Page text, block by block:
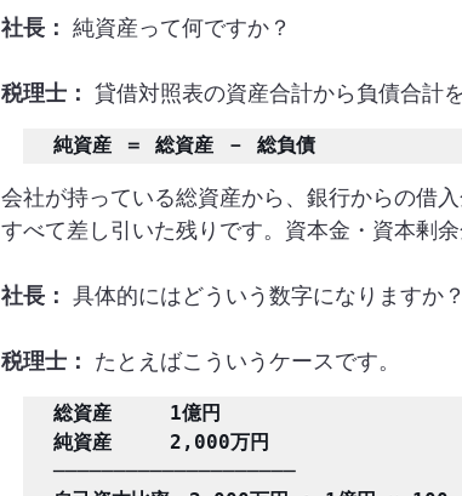
社長： 純資産って何ですか？
税理士： 貸借対照表の資産合計から負債合計
純資産 ＝ 総資産 － 総負債
会社が持っている総資産から、銀行からの借
すべて差し引いた残りです。資本金・資本剰
社長： 具体的にはどういう数字になりますか？
税理士： たとえばこういうケースです。
総資産　　　1億円
純資産　　　2,000万円
────────────────────